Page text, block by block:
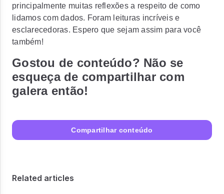
principalmente muitas reflexões a respeito de como
lidamos com dados. Foram leituras incríveis e
esclarecedoras. Espero que sejam assim para você
também!
Gostou de conteúdo? Não se
esqueça de compartilhar com
galera então!
Compartilhar conteúdo
Related articles